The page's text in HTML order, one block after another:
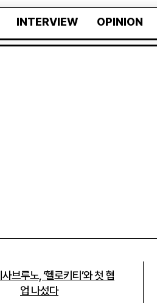
OPINION
INTERVIEW OPINION
브루노, ‘헬로키티’와 첫 협
업 나섰다